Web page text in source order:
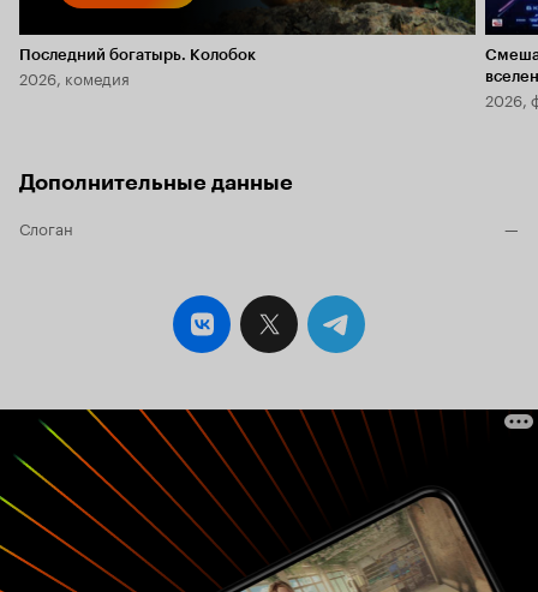
Последний богатырь. Колобок
2026, комедия
2026,
Дополнительные данные
Слоган —